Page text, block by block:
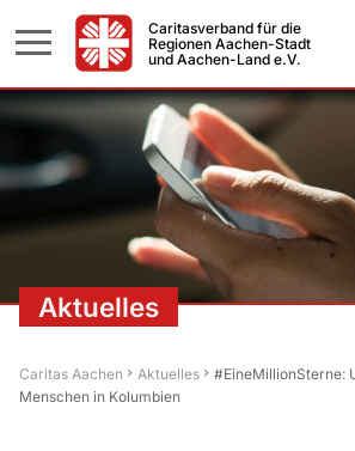
Caritasverband für die
Regionen Aachen-Stadt
und Aachen-Land e.V.
Aktuelles
Caritas Aachen Aktuelles
#EineMillionSterne:
Menschen in Kolumbien